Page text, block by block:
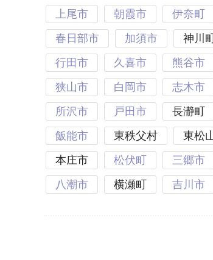
上尾市 朝霞市 伊奈町
春日部市
加須市 神川町
行田市
久喜市 熊谷市
狭山市
白岡市 志木市
所沢市
戸田市 長瀞町
飯能市
東秩父村 東松
本庄市
松伏町 三郷市
八潮市
横瀬町 吉川市